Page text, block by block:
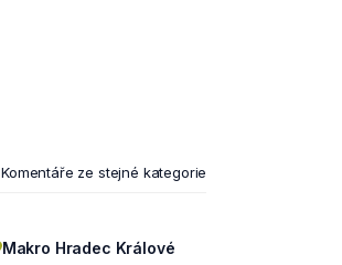
Komentáře ze stejné kategorie
Makro Hradec Králové